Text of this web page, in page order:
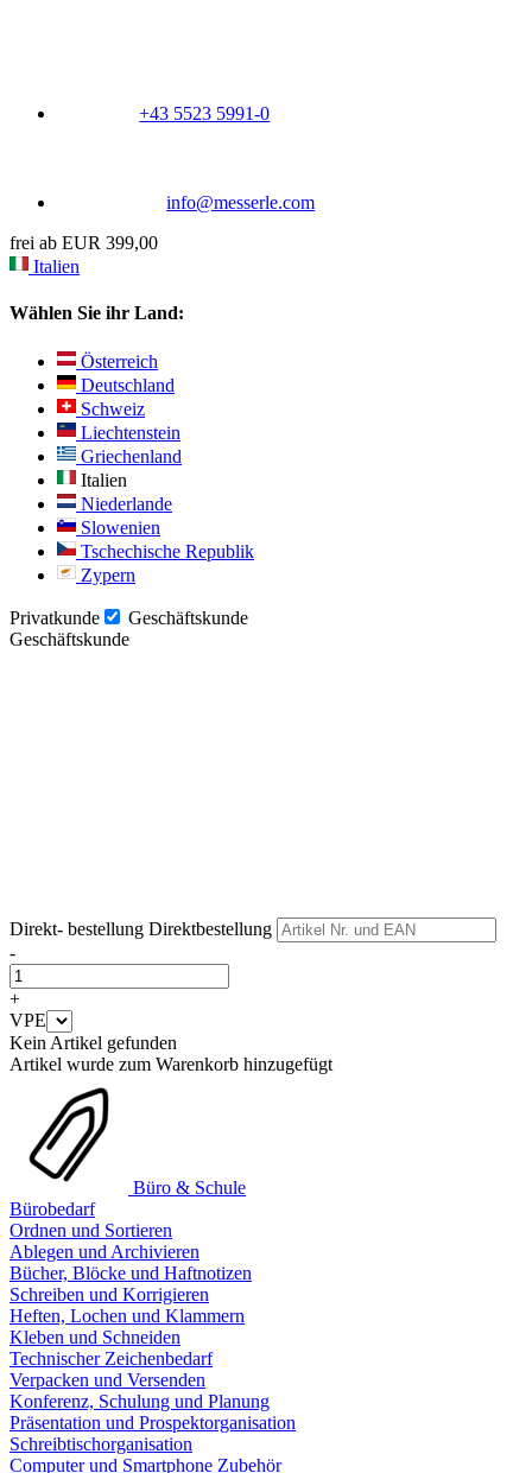
+43 5523 5991-0
info@messerle.com
frei ab EUR 399,00
Italien
Wählen Sie ihr Land:
Österreich
Deutschland
Schweiz
Liechtenstein
Griechenland
Italien
Niederlande
Slowenien
Tschechische Republik
Zypern
Privatkunde
Geschäftskunde
Geschäftskunde
Direkt- bestellung Direktbestellung
-
+
VPE
Kein Artikel gefunden
Artikel wurde zum Warenkorb hinzugefügt
Büro & Schule
Bürobedarf
Ordnen und Sortieren
Ablegen und Archivieren
Bücher, Blöcke und Haftnotizen
Schreiben und Korrigieren
Heften, Lochen und Klammern
Kleben und Schneiden
Technischer Zeichenbedarf
Verpacken und Versenden
Konferenz, Schulung und Planung
Präsentation und Prospektorganisation
Schreibtischorganisation
Computer und Smartphone Zubehör